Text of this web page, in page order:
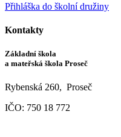
Přihláška do školní družiny
Kontakty
Základní škola
a mateřská škola Proseč
Rybenská 260, Proseč
IČO: 750 18 772